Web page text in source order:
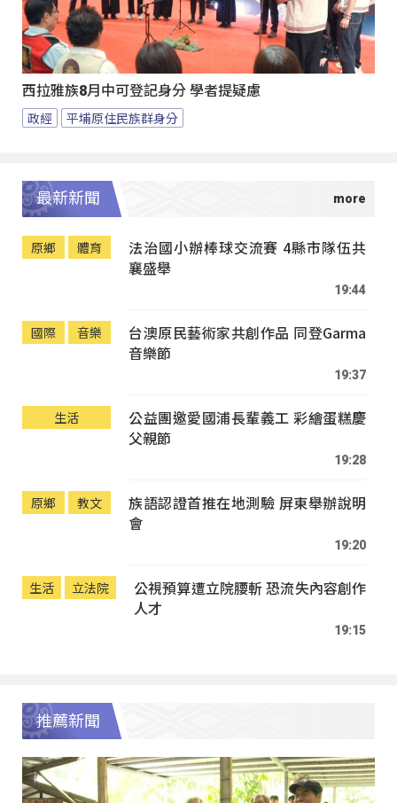
西拉雅族8月中可登記身分 學者提疑慮
政經 平埔原住民族群身分
最新新聞
原鄉 體育
法治國小辦棒球交流賽 4縣市隊伍共
襄盛舉
19:44
國際 音樂
台澳原民藝術家共創作品 同登Garma
音樂節
19:37
生活
公益團邀愛國浦長輩義工 彩繪蛋糕慶
父親節
19:28
原鄉 教文
族語認證首推在地測驗 屏東舉辦說明
會
19:20
生活 立法院
公視預算遭立院腰斬 恐流失內容創作
人才
19:15
推薦新聞